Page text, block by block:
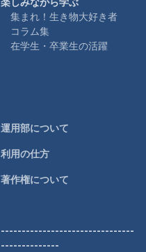
集まれ！生き物大好き者
コラム集
在学生・卒業生の活躍
運用部について
利用の仕方
著作権について
--------------------------------
--------------